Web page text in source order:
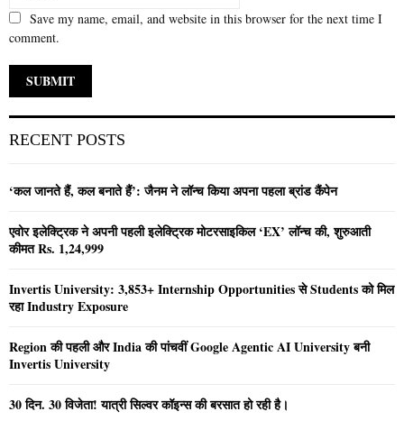
Save my name, email, and website in this browser for the next time I
comment.
RECENT POSTS
‘कल जानते हैं, कल बनाते हैं’: जैनम ने लॉन्च किया अपना पहला ब्रांड कैंपेन
एवोर इलेक्ट्रिक ने अपनी पहली इलेक्ट्रिक मोटरसाइकिल ‘EX’ लॉन्च की, शुरुआती
कीमत Rs. 1,24,999
Invertis University: 3,853+ Internship Opportunities से Students को मिल
रहा Industry Exposure
Region की पहली और India की पांचवीं Google Agentic AI University बनी
Invertis University
30 दिन. 30 विजेता! यात्री सिल्वर कॉइन्स की बरसात हो रही है।